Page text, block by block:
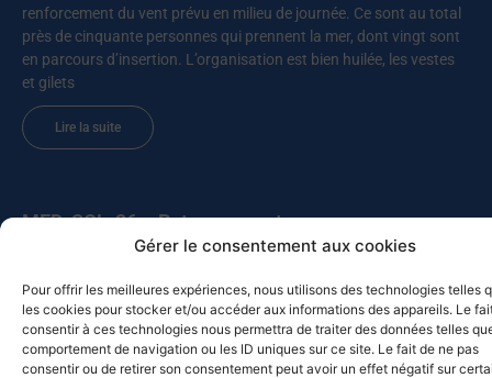
Gérer le consentement aux cookies
Pour offrir les meilleures expériences, nous utilisons des technologies telles
les cookies pour stocker et/ou accéder aux informations des appareils. Le
consentir à ces technologies nous permettra de traiter des données telles
comportement de navigation ou les ID uniques sur ce site. Le fait de ne pas
consentir ou de retirer son consentement peut avoir un effet négatif sur
renforcement du vent prévu en milieu de journée. Ce sont au total
près de cinquante personnes qui prennent la mer, dont vingt sont
en parcours d’insertion. L’organisation est bien huilée, les vestes
et gilets
Lire la suite
MED-SOL-26 – Retour au port
à Toulon ? Pas vraiment, puisque deux d’entre eux, Chesapeake et
Celtic Legend, prolongent leur navigation. Chesapeake a quitté
Mahon pour Alghero (Sardaigne), avant de revenir vers
Castesardo et de rentrer par la Corse, alors que Celtic Legend a